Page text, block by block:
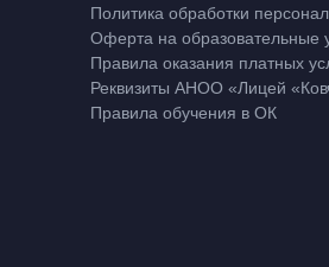
Политика обработки
Оферта на образовательные
Правила оказания платных
Реквизиты АНОО «Лицей
Правила обучения в ОК